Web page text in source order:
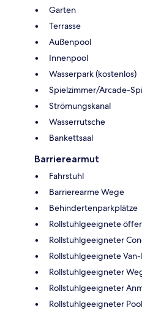
Garten
Terrasse
Außenpool
Innenpool
Wasserpark (kostenlos)
Spielzimmer/Arcade-
Strömungskanal
Wasserrutsche
Bankettsaal
Barrierearmut
Fahrstuhl
Barrierearme Wege
Behindertenparkplätze
Rollstuhlgeeignete
Rollstuhlgeeigneter
Rollstuhlgeeignete
Rollstuhlgeeigneter
Rollstuhlgeeigneter
Rollstuhlgeeigneter Pool